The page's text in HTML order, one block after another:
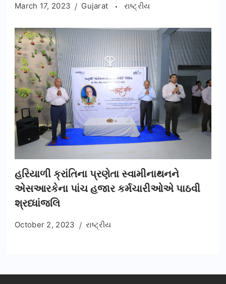
March 17, 2023 Gujarat રાષ્ટ્રીય
હરિયાળી ક્રાંતિના પ્રણેતા સ્વામીનાથનને
એસઆરકેના પાંચ હજાર કર્મચારીઓએ પાઠવી
શ્રધ્ધાંજલિ
October 2, 2023 રાષ્ટ્રીય